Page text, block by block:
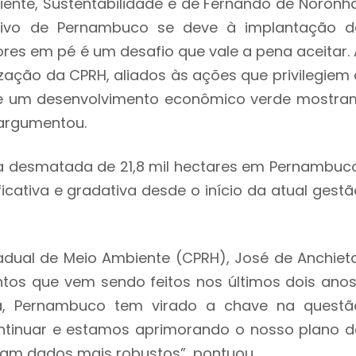
de Pernambuco se deve à implantação
em pé é um desafio que vale a pena aceitar.
da CPRH, aliados às ações que privilegiem
desenvolvimento econômico verde
de 21,8 mil hectares em
e gradativa desde o início da atual
de Meio Ambiente (CPRH), José de
que vem sendo feitos nos últimos dois
Pernambuco tem virado a chave na
e estamos aprimorando o nosso plano